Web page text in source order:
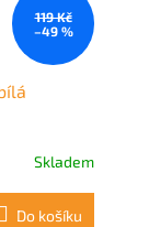
119 Kč
–49 %
Skladem
Do košíku